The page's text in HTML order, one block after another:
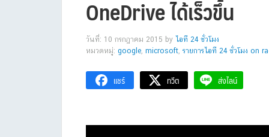
OneDrive ได้เร็วขึ้น
วันที่: 10 กรกฎาคม 2015 by ไอที 24 ชั่วโมง
หมวดหมู่: google, microsoft, รายการไอที 24 ชั่วโมง on
แชร์ ทวีต ส่งไลน์